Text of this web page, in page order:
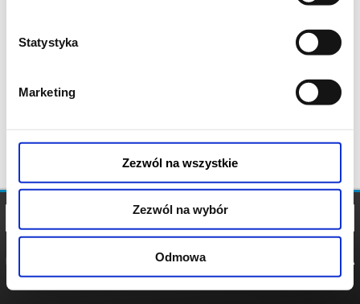
Statystyka
Marketing
Zezwól na wszystkie
Zezwól na wybór
Odmowa
POLITYKA
POLITYKA